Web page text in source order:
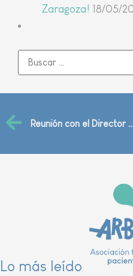
Zaragoza! 18/05/
Reunión con el Director General de Salud Mental
Lo más leído